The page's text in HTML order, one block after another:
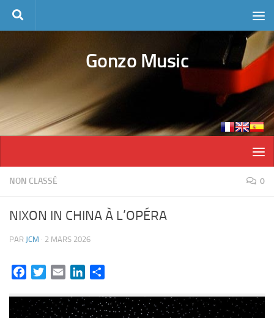
Skip to content
Gonzo Music
NON CLASSÉ 0
NIXON IN CHINA À L’OPÉRA
PAR JCM · 2 MARS 2026
FacebookTwitterEmail LinkedIn